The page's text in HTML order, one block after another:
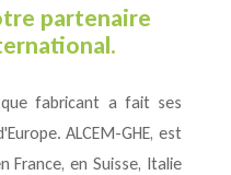
partenaire
fabricant a fait ses
ALCEM-GHE, est
France, en Suisse, Italie